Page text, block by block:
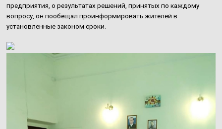
предприятия, о результатах решений, принятых по каждому
вопросу, он пообещал проинформировать жителей в
установленные законом сроки.